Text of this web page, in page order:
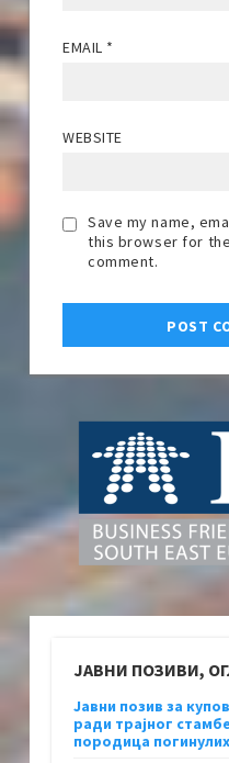
EMAIL *
WEBSITE
Save my name,
this browser for
comment.
ЈАВНИ ПОЗИВИ,
Јавни позив за
ради трајног
породица